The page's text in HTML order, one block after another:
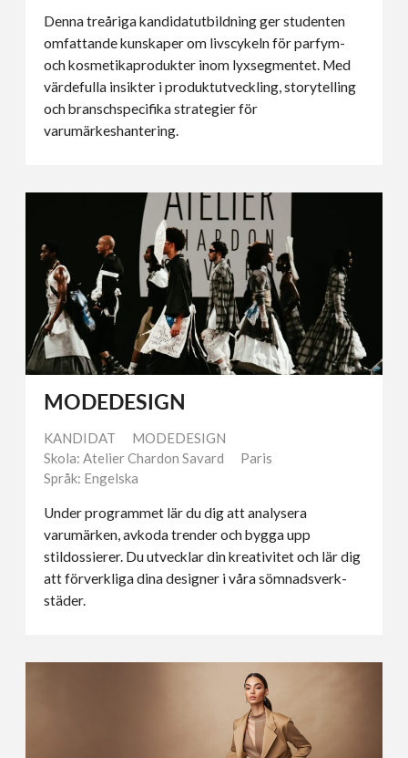
Denna treåriga kandidatutbildning ger studenten
omfattande kunskaper om livscykeln för parfym-
och kosmetikaprodukter inom lyxsegmentet. Med
värdefulla insikter i produktutveckling, storytelling
och branschspecifika strategier för
varumärkeshantering.
MODEDESIGN
KANDIDAT
MODEDESIGN
Skola: Atelier Chardon Savard
Paris
Språk: Engelska
Under programmet lär du dig att analysera
varumärken, avkoda trender och bygga upp
stildossierer. Du utvecklar din kreativitet och lär dig
att förverkliga dina designer i våra sömnadsverk­
städer.